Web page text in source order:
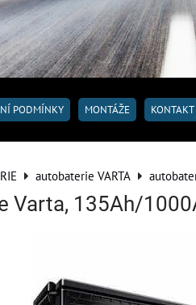
PODMÍNKY MONTÁŽE KONTAKT
autobaterie VARTA
Varta, 135Ah/